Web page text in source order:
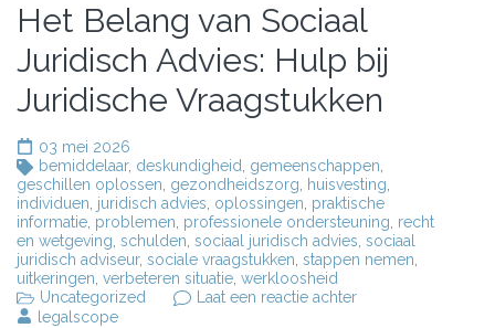
Het Belang van Sociaal
Juridisch Advies: Hulp bij
Juridische Vraagstukken
03 mei 2026
bemiddelaar, deskundigheid, gemeenschappen,
geschillen oplossen, gezondheidszorg, huisvesting,
individuen, juridisch advies, oplossingen, praktische
informatie, problemen, professionele ondersteuning, recht
en wetgeving, schulden, sociaal juridisch advies, sociaal
juridisch adviseur, sociale vraagstukken, stappen nemen,
uitkeringen, verbeteren situatie, werkloosheid
Uncategorized
Laat een reactie achterop
legalscope